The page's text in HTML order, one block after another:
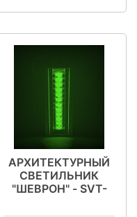
АРХИТЕКТУРНЫЙ
СВЕТИЛЬНИК
"ШЕВРОН" - SVT-